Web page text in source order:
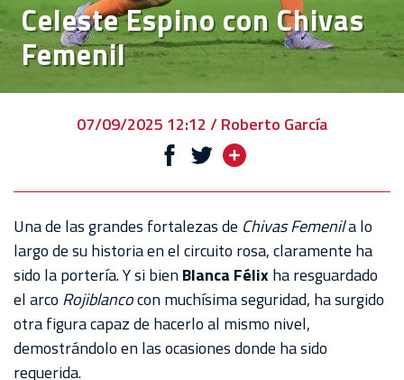
VENTA
DE
BOLETOS
CHIVABONOS
REBAÑO
CHIVAS
TIENDA
CHIVAS
CHIVASTV
Celeste Espino con Chivas
Femenil
07/09/2025 12:12 / Roberto García
Una de las grandes fortalezas de Chivas Femenila lo
largo de su historia en el circuito rosa, claramente ha
sido la portería. Y si bienBlanca Félix ha resguardado
el arco Rojiblancocon muchísima seguridad, ha surgido
otra figura capaz de hacerlo al mismo nivel,
demostrándolo en las ocasiones donde ha sido
requerida.